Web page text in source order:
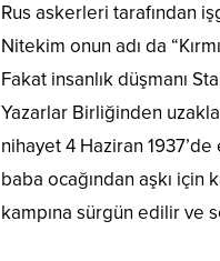
Rus askerleri tarafından
Nitekim onun adı da
Fakat insanlık düşmanı
Yazarlar Birliğinden
nihayet 4 Haziran 1937’de
baba ocağından aşkı için
kampına sürgün edilir ve